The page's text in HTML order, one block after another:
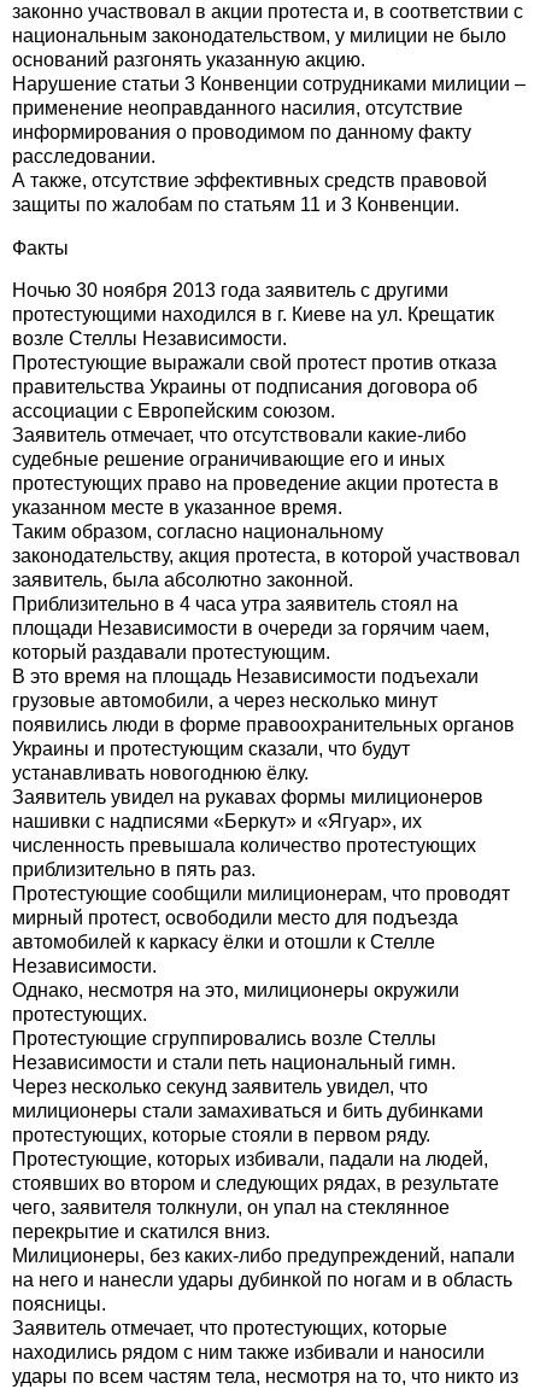
законно участвовал в акции протеста и, в соответствии с
национальным законодательством, у милиции не было
оснований разгонять указанную акцию.
Нарушение статьи 3 Конвенции сотрудниками милиции –
применение неоправданного насилия, отсутствие
информирования о проводимом по данному факту
расследовании.
А также, отсутствие эффективных средств правовой
защиты по жалобам по статьям 11 и 3 Конвенции.
Факты
Ночью 30 ноября 2013 года заявитель с другими
протестующими находился в г. Киеве на ул. Крещатик
возле Стеллы Независимости.
Протестующие выражали свой протест против отказа
правительства Украины от подписания договора об
ассоциации с Европейским союзом.
Заявитель отмечает, что отсутствовали какие-либо
судебные решение ограничивающие его и иных
протестующих право на проведение акции протеста в
указанном месте в указанное время.
Таким образом, согласно национальному
законодательству, акция протеста, в которой участвовал
заявитель, была абсолютно законной.
Приблизительно в 4 часа утра заявитель стоял на
площади Независимости в очереди за горячим чаем,
который раздавали протестующим.
В это время на площадь Независимости подъехали
грузовые автомобили, а через несколько минут
появились люди в форме правоохранительных органов
Украины и протестующим сказали, что будут
устанавливать новогоднюю ёлку.
Заявитель увидел на рукавах формы милиционеров
нашивки с надписями «Беркут» и «Ягуар», их
численность превышала количество протестующих
приблизительно в пять раз.
Протестующие сообщили милиционерам, что проводят
мирный протест, освободили место для подъезда
автомобилей к каркасу ёлки и отошли к Стелле
Независимости.
Однако, несмотря на это, милиционеры окружили
протестующих.
Протестующие сгруппировались возле Стеллы
Независимости и стали петь национальный гимн.
Через несколько секунд заявитель увидел, что
милиционеры стали замахиваться и бить дубинками
протестующих, которые стояли в первом ряду.
Протестующие, которых избивали, падали на людей,
стоявших во втором и следующих рядах, в результате
чего, заявителя толкнули, он упал на стеклянное
перекрытие и скатился вниз.
Милиционеры, без каких-либо предупреждений, напали
на него и нанесли удары дубинкой по ногам и в область
поясницы.
Заявитель отмечает, что протестующих, которые
находились рядом с ним также избивали и наносили
удары по всем частям тела, несмотря на то, что никто из